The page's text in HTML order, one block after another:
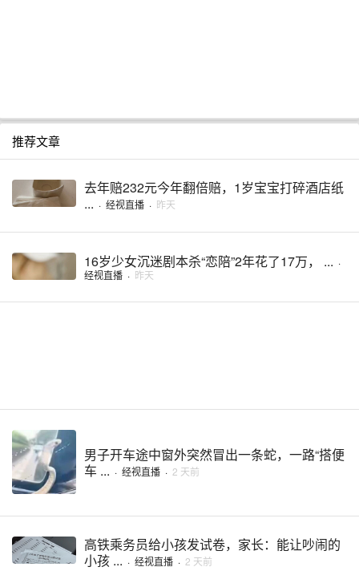
推荐文章
去年赔232元今年翻倍赔，1岁宝宝打碎酒店纸
... · 经视直播 · 昨天
16岁少女沉迷剧本杀“恋陪”2年花了17万， ... ·
经视直播 · 昨天
男子开车途中窗外突然冒出一条蛇，一路“搭便
车 ... · 经视直播 · 2 天前
高铁乘务员给小孩发试卷，家长：能让吵闹的
小孩 ... · 经视直播 · 2 天前